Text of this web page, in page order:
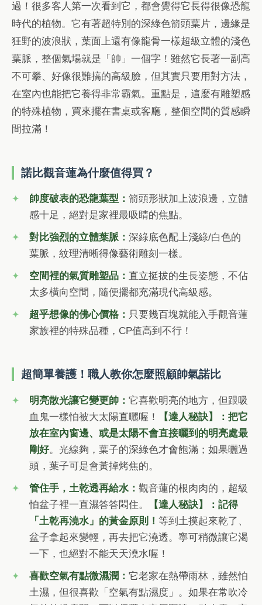
過！很多客人第一次看到它，都會覺得它長得很像恐龍
時代的植物。它有著超特別的深綠色箭頭葉片，邊緣是
狂野的波浪狀，葉面上還有像龍骨一樣超級立體的淺色
葉脈，整個氣場就是「帥」一個字！雖然它長著一副高
不可攀、好像很難搞的高級臉，但其實只要用對方法，
在室內也能把它養得非常霸氣。重點是，這麼有雕塑感
的特殊植物，買來擺在書桌或客廳，整個空間的質感瞬
間拉滿！
諾比觀音蓮為什麼值得買？
帥度破表的恐龍葉型：箭頭形狀加上波浪邊，立體
感十足，絕對是家裡最吸睛的焦點。
對比強烈的立體葉脈：深綠底色配上淺綠/白色的
葉脈，紋理清晰得像藝術雕刻一樣。
空間裡的氣質雕塑品： 直立挺拔的生長姿態，不佔
太多橫向空間，隨便擺都充滿現代高級感。
超乎想像的佛心價格： 只要幾百塊就能入手觀音蓮
家族裡的特殊品種，CP值高到不行！
超簡單養護！職人教你怎麼照顧帥氣諾比
明亮散光讓它變更帥：它喜歡明亮的地方，但跟吸
血鬼一樣怕被大太陽直曬喔！
【達人秘訣】：把它
放在室內窗邊、或是太陽不會直接曬到的明亮處最
剛好。光線夠，葉子的深綠色才會飽滿；如果曬過
頭，葉子可是會黃掉烤焦的。
管住手，土乾透再給水：觀音蓮的根肉肉的，超級
怕盆子裡一直濕答答悶住。
【達人秘訣】：記得
「土乾再澆水」的黃金原則！等到土摸起來乾了、
盆子拿起來變輕，再去把它澆透。寧可稍微讓它渴
一下，也絕對不能天天澆水喔！
喜歡空氣有點微濕潤：它老家在熱帶雨林，雖然怕
土濕，但很喜歡「空氣有點濕度」。如果在常吹冷